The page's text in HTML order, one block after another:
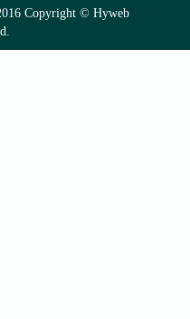
Copyright © Hyweb